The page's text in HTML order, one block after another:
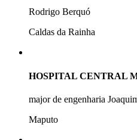
Rodrigo Berquó
Caldas da Rainha
HOSPITAL CENTRAL
major de engenharia
Maputo